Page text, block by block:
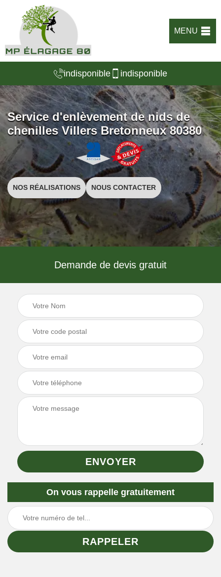
MENU
indisponible indisponible
Service d'enlèvement de nids de
chenilles Villers Bretonneux 80380
NOS RÉALISATIONS NOUS CONTACTER
Demande de devis gratuit
On vous rappelle gratuitement